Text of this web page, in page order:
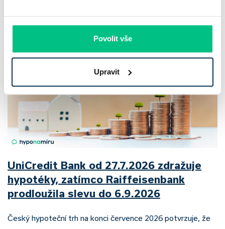
Povolit vše
Upravit
UniCredit Bank od 27.7.2026 zdražuje
hypotéky, zatímco Raiffeisenbank
prodloužila slevu do 6.9.2026
Český hypoteční trh na konci července 2026 potvrzuje, že